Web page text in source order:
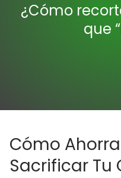
¿Cómo
que
Cómo
Sacrificar Tu